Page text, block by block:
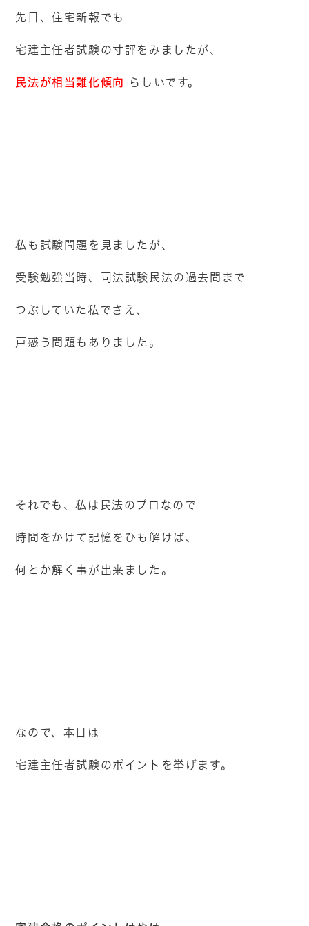
先日、住宅新報でも
宅建主任者試験の寸評をみましたが、
民法が相当難化傾向 らしいです。
私も試験問題を見ましたが、
受験勉強当時、司法試験民法の過去問まで
つぶしていた私でさえ、
戸惑う問題もありました。
それでも、私は民法のプロなので
時間をかけて記憶をひも解けば、
何とか解く事が出来ました。
なので、本日は
宅建主任者試験のポイントを挙げます。